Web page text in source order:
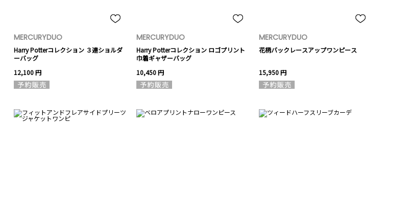
MERCURYDUO
Harry Potterコレクション ３連ショルダ
ーバッグ
12,100 円
MERCURYDUO
Harry Potterコレクション ロゴプリント
巾着ギャザーバッグ
10,450 円
MERCURYDUO
花柄バックレースアップワンピース
15,950 円